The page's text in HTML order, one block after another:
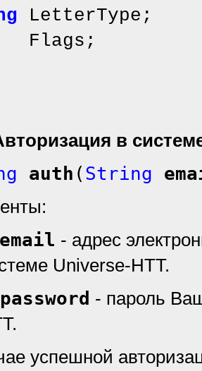
в
auth ( String
email - адрес
Universe-HTT.
password - пароль
успешной